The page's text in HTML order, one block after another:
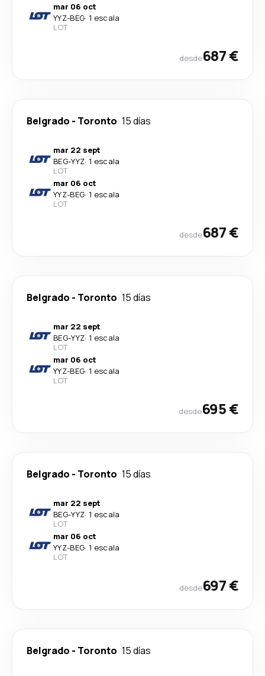
mar 06 oct
YYZ-BEG· 1 escala
LOT
desde687 €
Belgrado - Toronto 15 días
mar 22 sept
BEG-YYZ· 1 escala
LOT
mar 06 oct
YYZ-BEG· 1 escala
LOT
desde687 €
Belgrado - Toronto 15 días
mar 22 sept
BEG-YYZ· 1 escala
LOT
mar 06 oct
YYZ-BEG· 1 escala
LOT
desde695 €
Belgrado - Toronto 15 días
mar 22 sept
BEG-YYZ· 1 escala
LOT
mar 06 oct
YYZ-BEG· 1 escala
LOT
desde697 €
Belgrado - Toronto 15 días